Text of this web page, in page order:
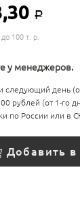
Р
100 т. р.
у менеджеров.
следующий день
рублей (от 1-го
по России или в
Добавить в